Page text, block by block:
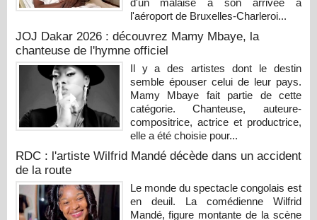
d'un malaise à son arrivée à
l'aéroport de Bruxelles-Charleroi...
JOJ Dakar 2026 : découvrez Mamy Mbaye, la
chanteuse de l'hymne officiel
Il y a des artistes dont le destin
semble épouser celui de leur pays.
Mamy Mbaye fait partie de cette
catégorie. Chanteuse, auteure-
compositrice, actrice et productrice,
elle a été choisie pour...
RDC : l'artiste Wilfrid Mandé décède dans un accident
de la route
Le monde du spectacle congolais est
en deuil. La comédienne Wilfrid
Mandé, figure montante de la scène